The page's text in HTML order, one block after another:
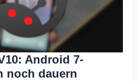
Android 7-
noch dauern